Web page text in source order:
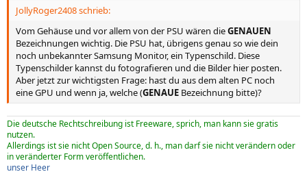
JollyRoger2408 schrieb:
Vom Gehäuse und vor allem von der PSU wären dieGENAUEN
Bezeichnungen wichtig. Die PSU hat, übrigens genau so wie dein
noch unbekannter Samsung Monitor, ein Typenschild. Diese
Typenschilder kannst du fotografieren und die Bilder hier posten.
Aber jetzt zur wichtigsten Frage: hast du aus dem alten PC noch
eine GPU und wenn ja, welche (GENAUE Bezeichnung bitte)?
Die deutsche Rechtschreibung ist Freeware, sprich, man kann sie gratis
nutzen.
Allerdings ist sie nicht Open Source, d. h., man darf sie nicht verändern oder
in veränderter Form veröffentlichen.
unser Heer